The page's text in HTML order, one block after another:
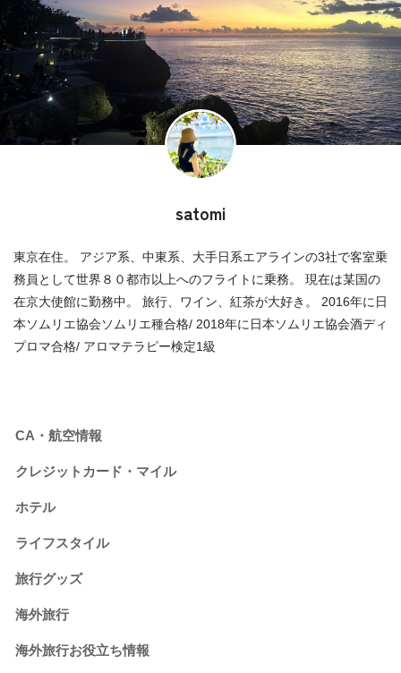
satomi
東京在住。 アジア系、中東系、大手日系エアラインの3社で客室乗
務員として世界８０都市以上へのフライトに乗務。 現在は某国の
在京大使館に勤務中。 旅行、ワイン、紅茶が大好き。 2016年に日
本ソムリエ協会ソムリエ種合格/ 2018年に日本ソムリエ協会酒ディ
プロマ合格/ アロマテラピー検定1級
CA・航空情報
クレジットカード・マイル
ホテル
ライフスタイル
旅行グッズ
海外旅行
海外旅行お役立ち情報